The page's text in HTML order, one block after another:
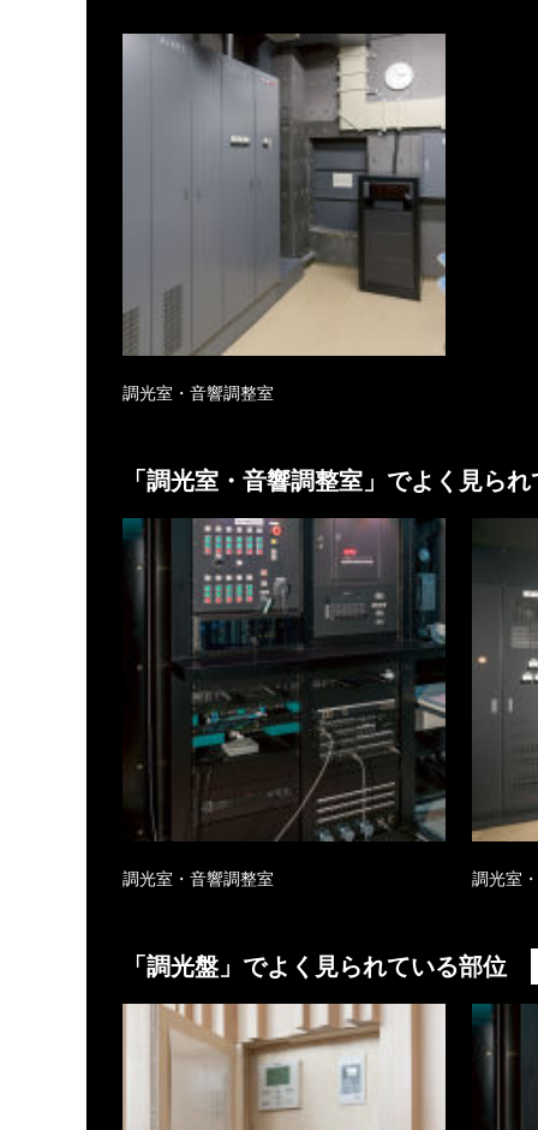
調光室・音響調整室
「調光室・音響調整室」でよく見ら
調光室・音響調整室 調光室
「調光盤 」でよく見られている部位